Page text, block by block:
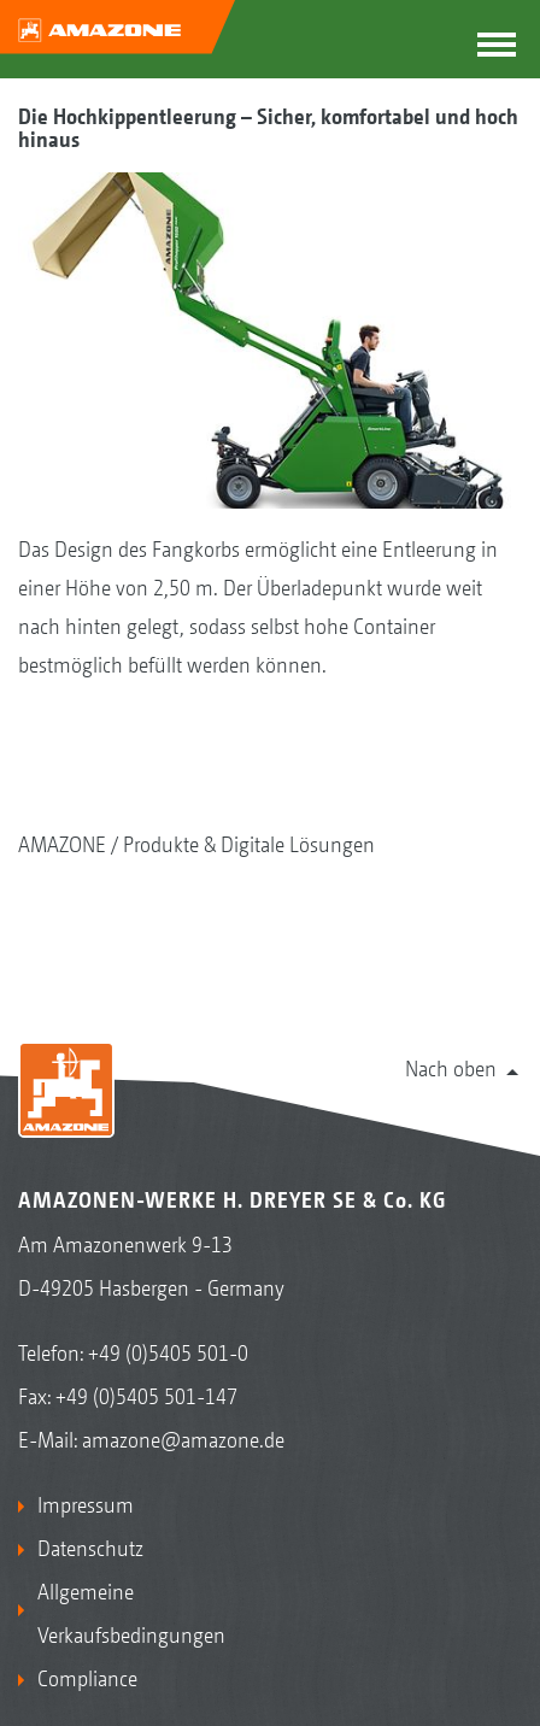
Die Hochkippentleerung – Sicher, komfortabel und hoch
hinaus
Das Design des Fangkorbs ermöglicht eine Entleerung in
einer Höhe von 2,50 m. Der Überladepunkt wurde weit
nach hinten gelegt, sodass selbst hohe Container
bestmöglich befüllt werden können.
AMAZONE Produkte & Digitale Lösungen
Nach oben
AMAZONEN-WERKE H. DREYER SE & Co. KG
Am Amazonenwerk 9-13
D-49205 Hasbergen - Germany
Telefon:+49 (0)5405 501-0
Fax: +49 (0)5405 501-147
E-Mail: amazone@amazone.de
Impressum
Datenschutz
Allgemeine
Verkaufsbedingungen
Compliance